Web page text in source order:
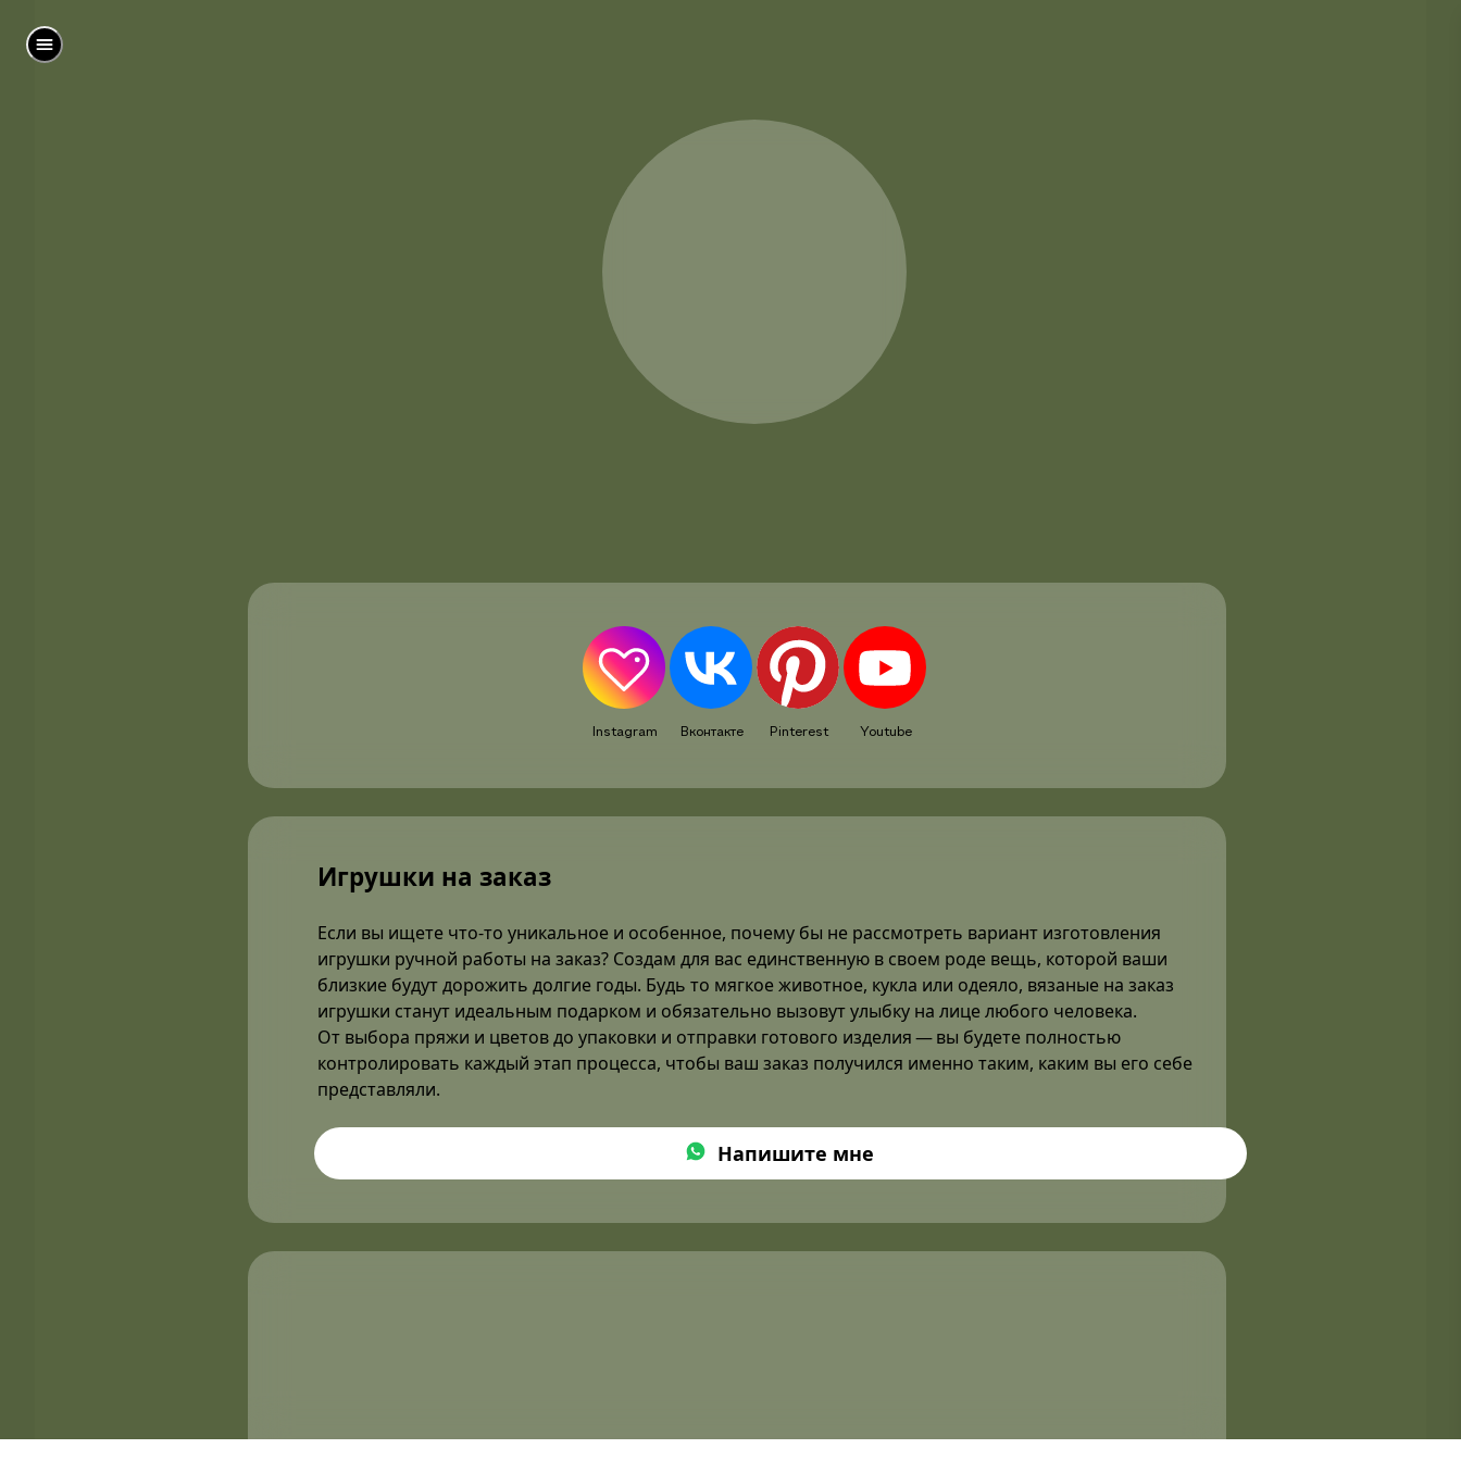
Instagram Вконтакте Pinterest Youtube
Игрушки на заказ
Если вы ищете что-то уникальное и особенное, почему бы не рассмотреть вариант изготовления
игрушки ручной работы на заказ? Создам для вас единственную в своем роде вещь, которой ваши
близкие будут дорожить долгие годы. Будь то мягкое животное, кукла или одеяло, вязаные на заказ
игрушки станут идеальным подарком и обязательно вызовут улыбку на лице любого человека.
От выбора пряжи и цветов до упаковки и отправки готового изделия — вы будете полностью
контролировать каждый этап процесса, чтобы ваш заказ получился именно таким, каким вы его себе
представляли.
Напишите мне